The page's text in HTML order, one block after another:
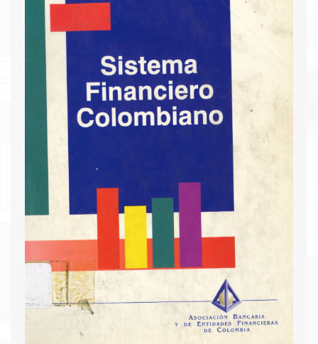
implementadas y sus resultados, abarcando
desde el modelo de sustitución de importaciones
hasta las políticas neoliberales y de apertura
económica. La obra también analiza la
integración como estrategia de desarrollo y los
retos económicos futuros del país. Es una
referencia esencial para entender la evolución de
la economía colombiana y las decisiones políticas
que la han moldeado.
Descargar PDF